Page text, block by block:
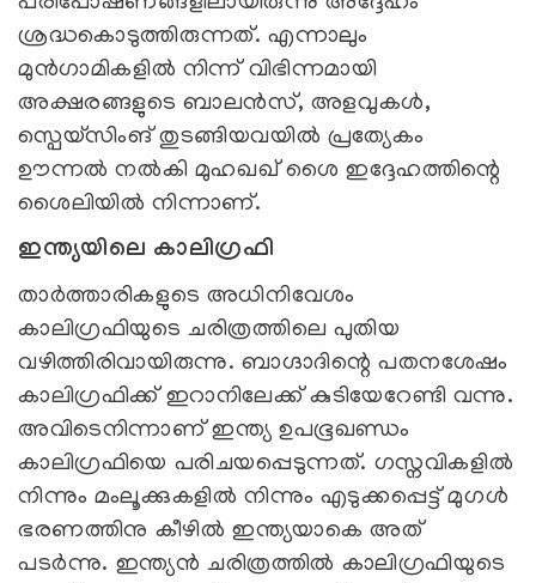
ശ്രദ്ധകൊടുത്തിരുന്നത്. എന്നാലും
മുൻഗാമികളിൽ നിന്ന് വിഭിന്നമായി
അക്ഷരങ്ങളുടെ ബാലൻസ്, അളവുകൾ,
സ്പെയ്സിംങ് തുടങ്ങിയവയിൽ പ്രത്യേകം
ഊന്നൽ നൽകി മുഹഖഖ് ശൈ ഇദ്ദേഹത്തിന്റെ
ശൈലിയിൽ നിന്നാണ്.
ഇന്ത്യയിലെ കാലിഗ്രഫി
താർത്താരികളുടെ അധിനിവേശം
കാലിഗ്രഫിയുടെ ചരിത്രത്തിലെ പുതിയ
വഴിത്തിരിവായിരുന്നു. ബാഗ്ദാദിന്റെ പതനശേഷം
കാലിഗ്രഫിക്ക് ഇറാനിലേക്ക് കുടിയേറേണ്ടി വന്നു.
അവിടെനിന്നാണ് ഇന്ത്യ ഉപഭൂഖണ്ഡം
കാലിഗ്രഫിയെ പരിചയപ്പെടുന്നത്. ഗസ്നവികളിൽ
നിന്നും മംലൂക്കുകളിൽ നിന്നും എടുക്കപ്പെട്ട് മുഗൾ
ഭരണത്തിനു കീഴിൽ ഇന്ത്യയാകെ അത്
പടർന്നു. ഇന്ത്യൻ ചരിത്രത്തിൽ കാലിഗ്രഫിയുടെ